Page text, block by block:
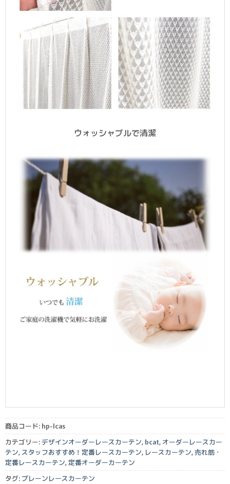
ウォッシャブルで清潔
商品コード: hp-lcas
カテゴリー:デザインオーダーレースカーテン, bcat, オーダーレースカー
テン, スタッフおすすめ！定番レースカーテン, レースカーテン,売れ筋・
定番レースカーテン,定番オーダーカーテン
タグ: プレーンレースカーテン